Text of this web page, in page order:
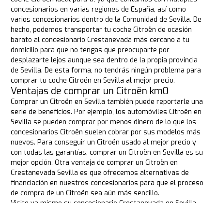
concesionarios en varias regiones de España, así como
varios concesionarios dentro de la Comunidad de Sevilla. De
hecho, podemos transportar tu coche Citroën de ocasión
barato al concesionario Crestanevada más cercano a tu
domicilio para que no tengas que preocuparte por
desplazarte lejos aunque sea dentro de la propia provincia
de Sevilla. De esta forma, no tendrás ningún problema para
comprar tu coche Citroën en Sevilla al mejor precio.
Ventajas de comprar un Citroën km0
Comprar un Citroën en Sevilla también puede reportarle una
serie de beneficios. Por ejemplo, los automóviles Citroën en
Sevilla se pueden comprar por menos dinero de lo que los
concesionarios Citroën suelen cobrar por sus modelos más
nuevos. Para conseguir un Citroën usado al mejor precio y
con todas las garantías, comprar un Citroën en Sevilla es su
mejor opción. Otra ventaja de comprar un Citroën en
Crestanevada Sevilla es que ofrecemos alternativas de
financiación en nuestros concesionarios para que el proceso
de compra de un Citroën sea aún más sencillo.